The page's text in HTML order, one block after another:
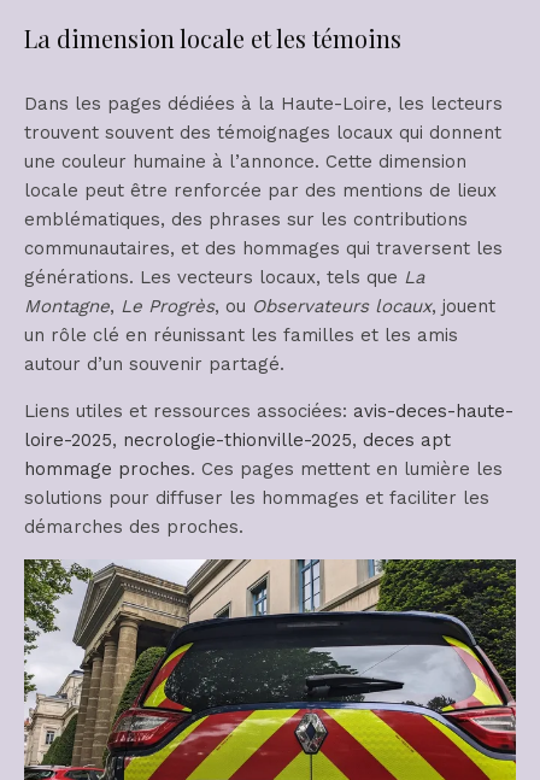
La dimension locale et les témoins
Dans les pages dédiées à la Haute-Loire, les lecteurs
trouvent souvent des témoignages locaux qui donnent
une couleur humaine à l’annonce. Cette dimension
locale peut être renforcée par des mentions de lieux
emblématiques, des phrases sur les contributions
communautaires, et des hommages qui traversent les
générations. Les vecteurs locaux, tels que La
Montagne, Le Progrès, ou Observateurs locaux, jouent
un rôle clé en réunissant les familles et les amis
autour d’un souvenir partagé.
Liens utiles et ressources associées: avis-deces-haute-
loire-2025, necrologie-thionville-2025, deces apt
hommage proches. Ces pages mettent en lumière les
solutions pour diffuser les hommages et faciliter les
démarches des proches.